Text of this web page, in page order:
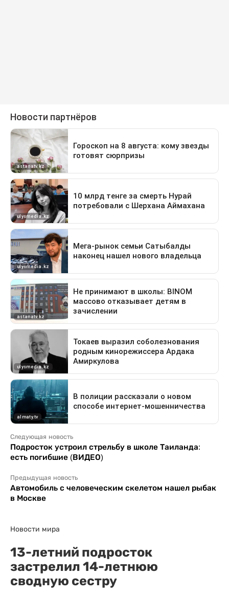
Следующая новость
Подросток устроил стрельбу в школе Таиланда:
есть погибшие (ВИДЕО)
Предыдущая новость
Автомобиль с человеческим скелетом нашел рыбак
в Москве
Новости мира
13-летний подросток
застрелил 14-летнюю
сводную сестру